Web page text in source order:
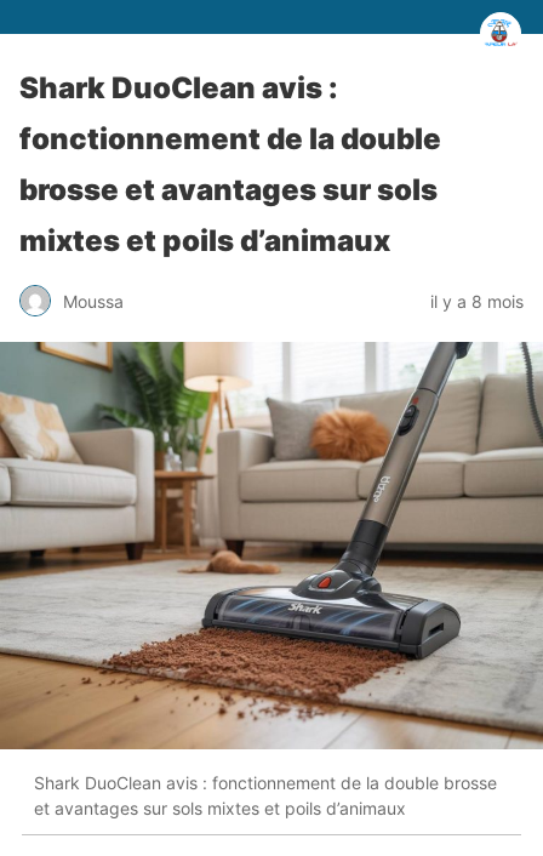
Shark DuoClean avis :
fonctionnement de la double
brosse et avantages sur sols
mixtes et poils d’animaux
Moussa il y a 8 mois
Shark DuoClean avis : fonctionnement de la double brosse
et avantages sur sols mixtes et poils d’animaux